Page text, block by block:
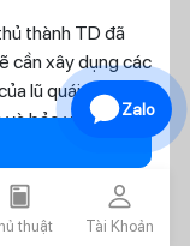
thành TD đã
cần xây dụng các
lũ quái vật
bảo vệ dân
gốc sẽ cung câp
như tháp pháo,
today
thuật
person
Tài Khoản
Zalo